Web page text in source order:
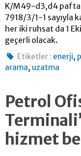
K/M49-d3,d4
7918/3/1-1 sayıyla
her iki ruhsat da 1
geçerli olacak.
Etiketler : enerji,
arama, uzatma
Petrol
hizmet